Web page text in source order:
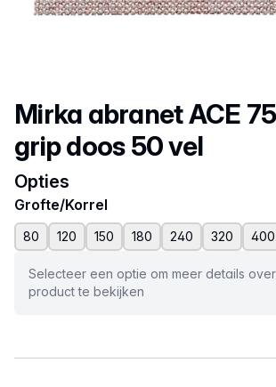
Productnaam
Mirka abranet ACE
grip doos 50 vel
Opties
Grofte/Korrel
80 120 150 180 240 320 400
Selecteer een optie om meer details
product te bekijken